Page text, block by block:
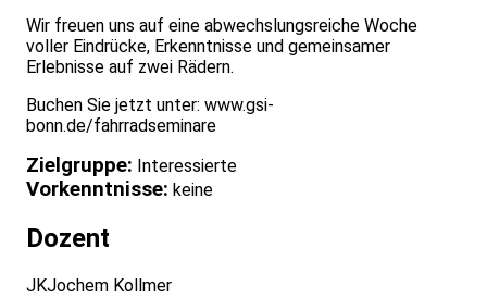
Wir freuen uns auf eine abwechslungsreiche Woche
voller Eindrücke, Erkenntnisse und gemeinsamer
Erlebnisse auf zwei Rädern.
Buchen Sie jetzt unter: www.gsi-
bonn.de/fahrradseminare
Zielgruppe: Interessierte
Vorkenntnisse: keine
Dozent
JKJochem Kollmer